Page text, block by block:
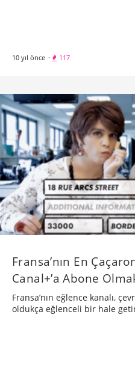
10 yıl önce · 117
​Fransa’nın En
Canal+’a Abone
Fransa’nın eğlence kanalı,
oldukça eğlenceli bir hale